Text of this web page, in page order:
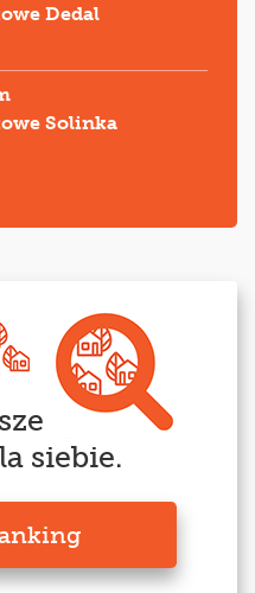
Dedal
Solinka
siebie.